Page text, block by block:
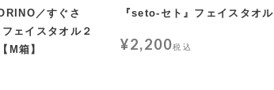
／すぐさ
ェイスタオル２
M箱】
『seto-セト』フェイスタオル
¥2,200税込